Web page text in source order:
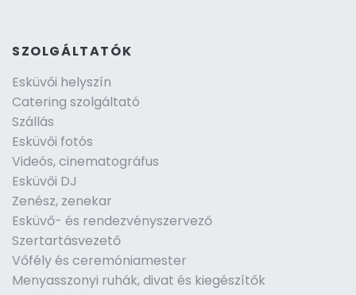
SZOLGÁLTATÓK
Esküvői helyszín
Catering szolgáltató
Szállás
Esküvői fotós
Videós, cinematográfus
Esküvői DJ
Zenész, zenekar
Esküvő- és rendezvényszervező
Szertartásvezető
Vőfély és ceremóniamester
Menyasszonyi ruhák, divat és kiegészítők